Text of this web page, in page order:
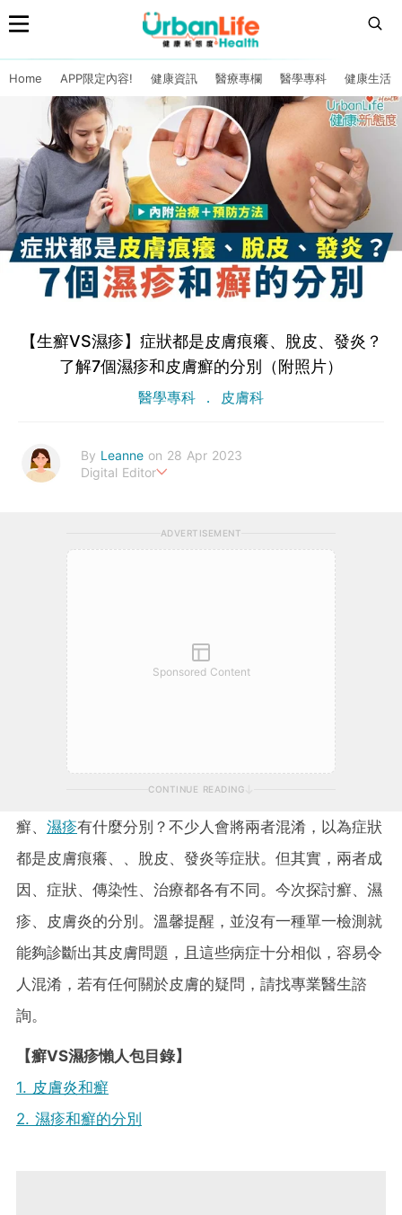
Home APP限定內容! 健康資訊 醫療專欄 醫學專科 健康生活
【生癬VS濕疹】症狀都是皮膚痕癢、脫皮、發炎？
了解7個濕疹和皮膚癬的分別（附照片）
醫學專科 皮膚科
By Leanne on 28 Apr 2023
Digital Editor
ADVERTISEMENT
Sponsored Content
CONTINUE READING
癬、 濕疹有什麼分別？不少人會將兩者混淆，以為症狀
都是皮膚痕癢、、脫皮、發炎等症狀。但其實，兩者成
因、症狀、傳染性、治療都各有不同。今次探討癬、濕
疹、皮膚炎的分別。溫馨提醒，並沒有一種單一檢測就
能夠診斷出其皮膚問題，且這些病症十分相似，容易令
人混淆，若有任何關於皮膚的疑問，請找專業醫生諮
詢。
【癬VS濕疹懶人包目錄】
1. 皮膚炎和癬
2. 濕疹和癬的分別